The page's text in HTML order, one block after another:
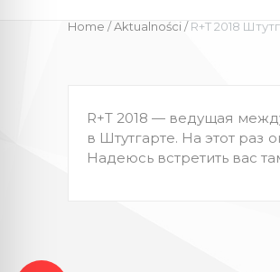
Home /Aktualności/R+T 2018
R+T 2018 — ведущая
в Штутгарте. На этот раз
Надеюсь встретить вас